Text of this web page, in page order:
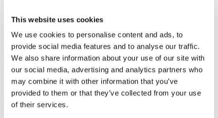
This website uses cookies
We use cookies to personalise content and ads, to
provide social media features and to analyse our traffic.
We also share information about your use of our site with
our social media, advertising and analytics partners who
may combine it with other information that you’ve
provided to them or that they’ve collected from your use
of their services.
ESI EUROSILO